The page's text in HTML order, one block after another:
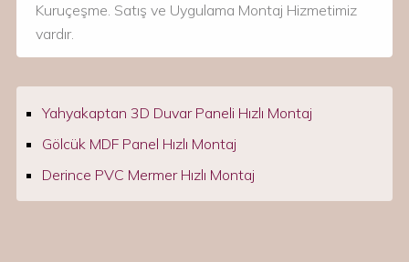
Kuruçeşme. Satış ve Uygulama Montaj Hizmetimiz
vardır.
Yahyakaptan 3D Duvar Paneli Hızlı Montaj
Gölcük MDF Panel Hızlı Montaj
Derince PVC Mermer Hızlı Montaj